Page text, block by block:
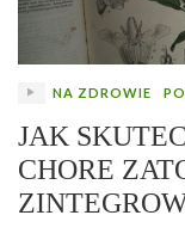
NA ZDROWIE
JAK
CHORE